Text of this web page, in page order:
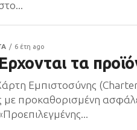
6 έτη ago
τα
Χάρτη Εμπιστοσύνης
με προκαθορισμένη